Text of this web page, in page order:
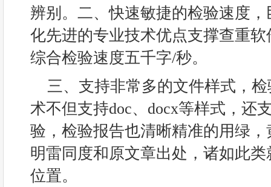
辨别。二、快速敏捷的检验速度
化先进的专业技术优点支撑查重
综合检验速度五千字/秒。
三、支持非常多的文件样式，
术不但支持doc、docx等样式，还
验，检验报告也清晰精准的用绿
明雷同度和原文章出处，诸如此
位置。